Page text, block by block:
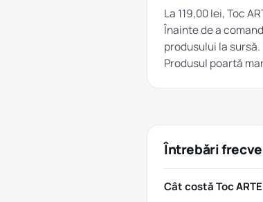
La 119,00 lei, Toc
Înainte de a
produsului la sursă.
Produsul poartă
Întrebări
Cât costă Toc